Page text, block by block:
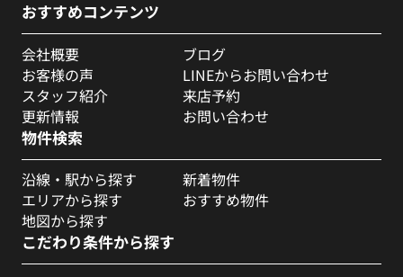
おすすめコンテンツ
会社概要
お客様の声
スタッフ紹介
更新情報
ブログ
LINEからお問い合わせ
来店予約
お問い合わせ
物件検索
沿線・駅から探す
エリアから探す
地図から探す
新着物件
おすすめ物件
こだわり条件から探す